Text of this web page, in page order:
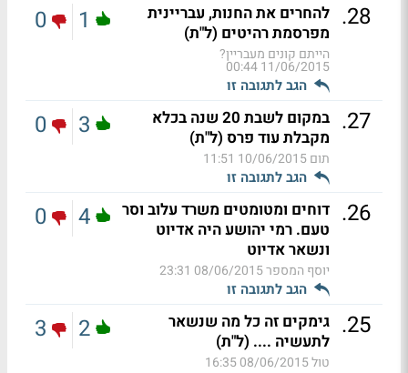
28
. להחרים את החנות, עבריינית
מפרסמת רהיטים (ל"ת)
הייתם קונים מעבריין?
11/06/2015 00:44
הגב לתגובה זו
1
0
27
.
במקום לשבת 20 שנה בכלא
מקבלת עוד פרס (ל"ת)
תום10/06/2015 11:51
הגב לתגובה זו
3
0
26
. דוחים ומטומטים משרד עלוב וסר
טעם. רמי יהושע היה אדיוט
ונשאר אדיוט
יוסף המספר08/06/2015 23:31
הגב לתגובה זו
4
0
25
. גימקים זה כל מה שנשאר
לתעשיה .... (ל"ת)
טול08/06/2015 16:35
2
3